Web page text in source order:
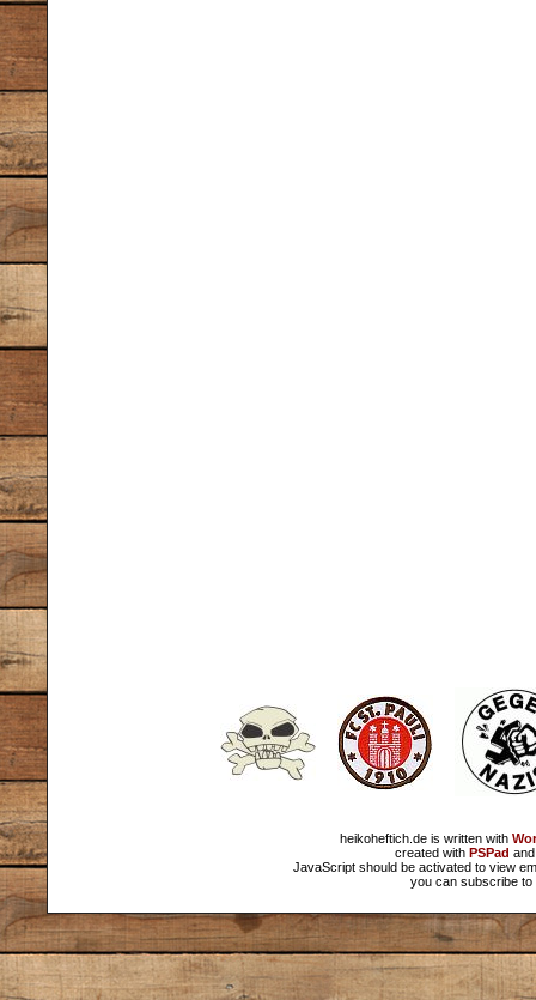
heikoheftich.de is written with
created with PSPad
JavaScript should be activated to view
you can subscribe